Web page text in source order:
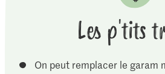
Les p'tits
On peut remplacer le garam